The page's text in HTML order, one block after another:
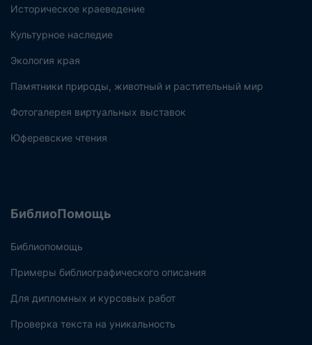
Историческое краеведение
Культурное наследие
Экология края
Памятники природы, животный и растительный мир
Фотогалерея виртуальных выставок
Юферевские чтения
БиблиоПомощь
Библиопомощь
Примеры библиографического описания
Для дипломных и курсовых работ
Проверка текста на уникальность